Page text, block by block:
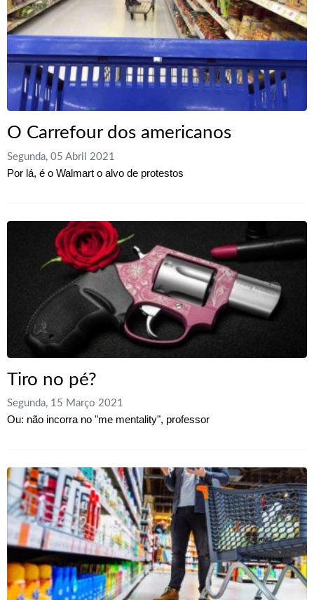
O Carrefour dos americanos
Segunda, 05 Abril 2021
Por lá, é o Walmart o alvo de protestos
Tiro no pé?
Segunda, 15 Março 2021
Ou: não incorra no "me mentality", professor